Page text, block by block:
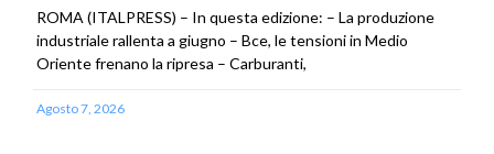
ROMA (ITALPRESS) – In questa edizione: – La produzione
industriale rallenta a giugno – Bce, le tensioni in Medio
Oriente frenano la ripresa – Carburanti,
Agosto 7, 2026